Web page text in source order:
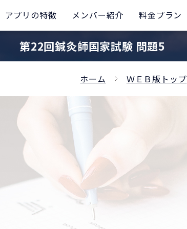
アプリの特徴 メンバー紹介 料金プラン
第22回鍼灸師国家試験 問題5
ホーム ＷＥＢ版トップ